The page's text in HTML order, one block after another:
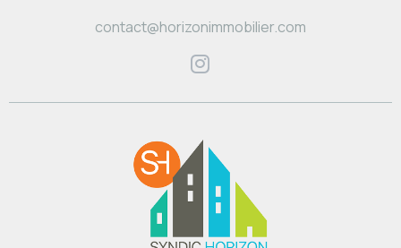
contact@horizonimmobilier.com